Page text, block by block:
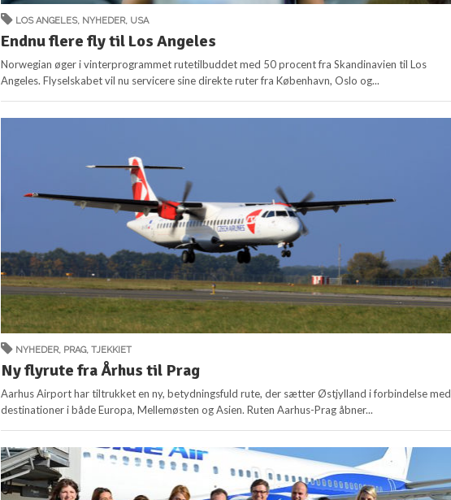
LOS ANGELES, NYHEDER, USA
Endnu flere fly til Los Angeles
Norwegian øger i vinterprogrammet rutetilbuddet med 50 procent fra Skandinavien til Los
Angeles. Flyselskabet vil nu servicere sine direkte ruter fra København, Oslo og...
NYHEDER, PRAG,TJEKKIET
Ny flyrute fra Århus til Prag
Aarhus Airport har tiltrukket en ny, betydningsfuld rute, der sætter Østjylland i forbindelse med
destinationer i både Europa, Mellemøsten og Asien. Ruten Aarhus-Prag åbner...